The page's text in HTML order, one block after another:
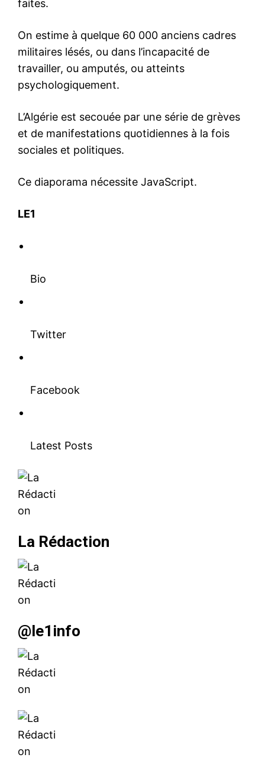
Insight Publications
À propos
faites.
On estime à quelque 60 000 anciens cadres
militaires lésés, ou dans l’incapacité de
travailler, ou amputés, ou atteints
psychologiquement.
L’Algérie est secouée par une série de grèves
et de manifestations quotidiennes à la fois
sociales et politiques.
Ce diaporama nécessite JavaScript.
LE1
Bio
Twitter
Facebook
Latest Posts
La Rédaction
@le1info